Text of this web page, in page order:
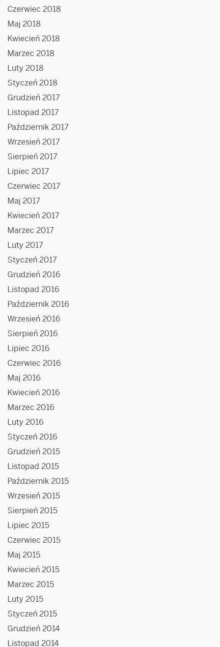
Czerwiec 2018
Maj 2018
Kwiecień 2018
Marzec 2018
Luty 2018
Styczeń 2018
Grudzień 2017
Listopad 2017
Październik 2017
Wrzesień 2017
Sierpień 2017
Lipiec 2017
Czerwiec 2017
Maj 2017
Kwiecień 2017
Marzec 2017
Luty 2017
Styczeń 2017
Grudzień 2016
Listopad 2016
Październik 2016
Wrzesień 2016
Sierpień 2016
Lipiec 2016
Czerwiec 2016
Maj 2016
Kwiecień 2016
Marzec 2016
Luty 2016
Styczeń 2016
Grudzień 2015
Listopad 2015
Październik 2015
Wrzesień 2015
Sierpień 2015
Lipiec 2015
Czerwiec 2015
Maj 2015
Kwiecień 2015
Marzec 2015
Luty 2015
Styczeń 2015
Grudzień 2014
Listopad 2014